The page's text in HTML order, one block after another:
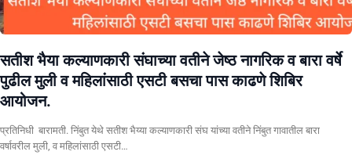
सतीश भैया कल्याणकारी संघाच्या वतीने जेष्ठ नागरिक व बारा वर्षे
पुढील मुली व महिलांसाठी एसटी बसचा पास काढणे शिबिर
आयोजन.
प्रतिनिधी बारामती. निंबुत येथे सतीश भैय्या कल्याणकारी संघ यांच्या वतीने निंबुत गावातील बारा
वर्षावरील मुली, व महिलांसाठी एसटी…